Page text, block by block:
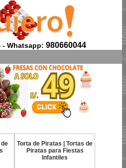
- Whatsapp: 980660044
Torta de Piratas | Tortas de
Piratas para Fiestas
Infantiles